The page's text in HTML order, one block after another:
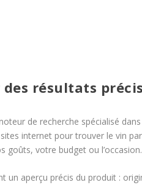
résultats précis
de recherche spécialisé
internet pour trouver le vin
goûts, votre budget ou l’occasion.
un aperçu précis du produit :